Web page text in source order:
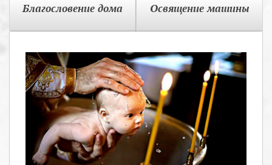
Благословение дома Освящение машины